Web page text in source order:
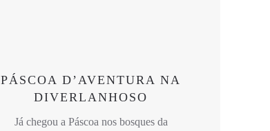
PÁSCOA D’AVENTURA NA
DIVERLANHOSO
Já chegou a Páscoa nos bosques da